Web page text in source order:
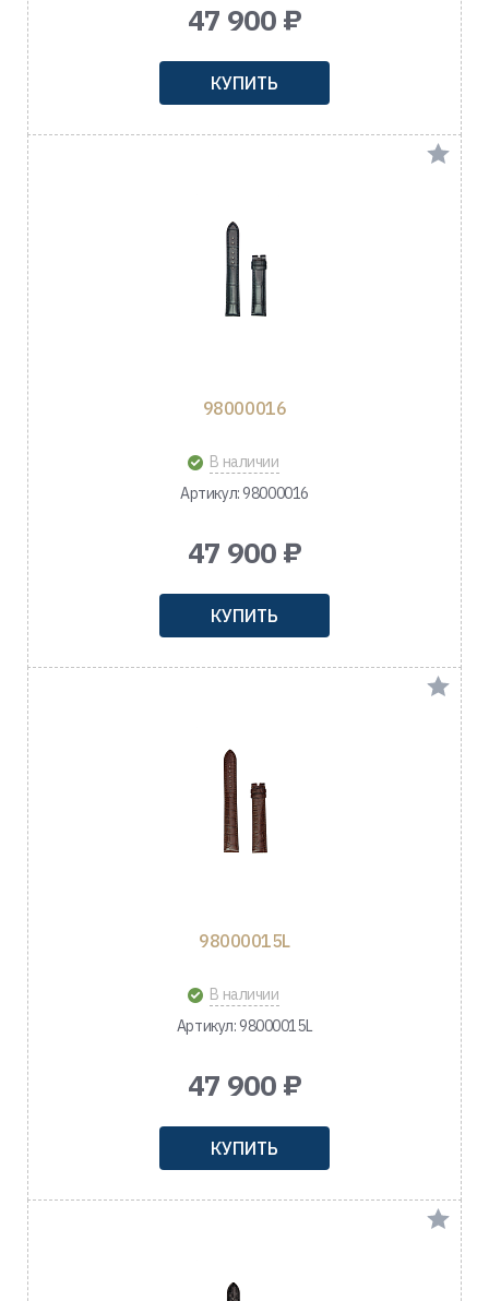
47 900 ₽
КУПИТЬ
98000016
В наличии
Артикул: 98000016
47 900 ₽
КУПИТЬ
98000015L
В наличии
Артикул: 98000015L
47 900 ₽
КУПИТЬ